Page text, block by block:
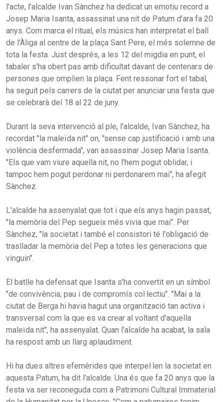
l'acte, l'alcalde Ivan Sànchez ha dedicat un emotiu record a
Josep Maria Isanta, assassinat una nit de Patum d'ara fa 20
anys. Com marca el ritual, els músics han interpretat el ball
de l'Àliga al centre de la plaça Sant Pere, el més solemne de
tota la festa. Just després, a les 12 del migdia en punt, el
tabaler s'ha obert pas amb dificultat davant de centenars de
persones que omplien la plaça. Fent ressonar fort el tabal,
ha seguit pels carrers de la ciutat per anunciar una festa que
se celebrarà del 18 al 22 de juny.
Durant la seva intervenció al ple, l'alcalde, Ivan Sànchez, ha
recordat "la maleïda nit" on, "sense cap justificació i amb una
violència desfermada", van assassinar Josep Maria Isanta.
"Els que vam viure aquella nit, no l'hem pogut oblidar, i
tampoc hem pogut perdonar ni perdonarem mai", ha afegit
Sànchez.
L'alcalde ha assenyalat que tot i que els anys hagin passat,
"la memòria del Pep segueix més vivia que mai". Per
Sànchez, "la societat i també el consistori té l'obligació de
traslladar la memòria del Pep a totes les generacions que
vinguin".
El batlle ha defensat que Isanta s'ha convertit en un símbol
"de convivència, pau i de compromís col·lectiu". "Mai a la
ciutat de Berga hi havia hagut una organització tan activa i
transversal com la que es va crear al voltant d'aquella
maleïda nit", ha assenyalat. Quan l'alcalde ha acabat, la sala
ha respost amb un llarg aplaudiment.
Hi ha dues altres efemèrides que interpel·len la societat en
aquesta Patum, ha dit l'alcalde. Una és que fa 20 anys que la
festa va ser reconeguda com a Patrimoni Cultural Immaterial